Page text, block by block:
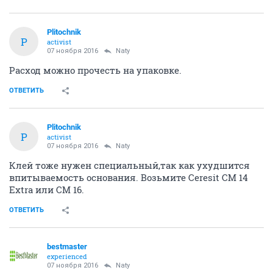
P
Plitochnik
activist
07 ноября 2016 Naty
Расход можно прочесть на упаковке.
ОТВЕТИТЬ
P
Plitochnik
activist
07 ноября 2016 Naty
Клей тоже нужен специальный,так как ухудшится
впитываемость основания. Возьмите Сeresit CM 14
Extra или СМ 16.
ОТВЕТИТЬ
bestmaster
experienced
07 ноября 2016 Naty